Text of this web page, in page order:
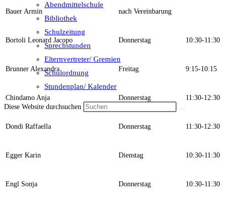
Abendmittelschule
Bibliothek
Schulzeitung
Sprechstunden
Elternvertreter/ Gremien
Schulordnung
Stundenplan/ Kalender
Diese Website durchsuchen
Bauer Armin nach Vereinbarung
Bortoli Leonard Jacopo Donnerstag 10:30-11:30
Brunner Alexandra Freitag 9:15-10:15
Chindamo Anja Donnerstag 11:30-12:30
Dondi Raffaella Donnerstag 11:30-12:30
Egger Karin Dienstag 10:30-11:30
Engl Sonja Donnerstag 10:30-11:30